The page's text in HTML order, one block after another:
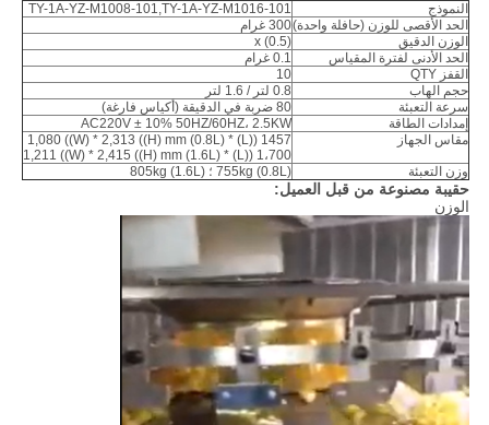
النموذج
TY-1A-YZ-M1008-101,TY-1A-YZ-M1016-101
الحد الأقصى للوزن (حافلة واحدة)300 غرام
الوزن الدقيق
x (0.5)
الحد الأدنى لفترة المقياس
0.1 غرام
القفز QTY
10
حجم الهاب
0.8 لتر / 1.6 لتر
سرعة التعبئة
80 ضربة في الدقيقة (أكياس فارغة)
إمدادات الطاقة
AC220V ± 10% 50HZ/60HZ، 2.5KW
مقاس الجهاز
1457 ((L) * 1,080 ((W) * 2,313 ((H) mm (0.8L)
1،700 ((L) * 1,211 ((W) * 2,415 ((H) mm (1.6L)
وزن التعبئة
755kg (0.8L) ؛ 805kg (1.6L)
حقيبة مصنوعة من قبل العميل:
الوزن